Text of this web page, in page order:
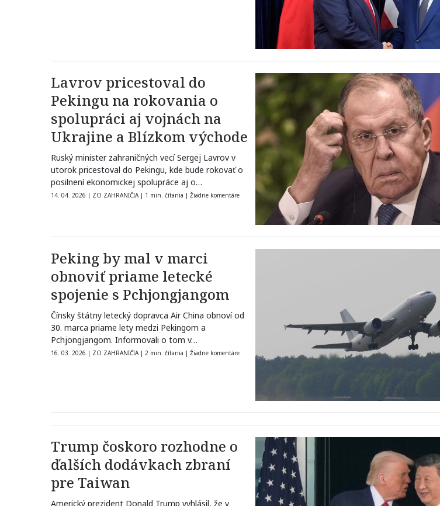
Lavrov pricestoval do
Pekingu na rokovania o
spolupráci aj vojnách na
Ukrajine a Blízkom východe
Ruský minister zahraničných vecí Sergej Lavrov v
utorok pricestoval do Pekingu, kde bude rokovať o
posilnení ekonomickej spolupráce aj o…
14. 04. 2026 | ZO ZAHRANIČIA | 1 min. čítania | Žiadne komentáre
Peking by mal v marci
obnoviť priame letecké
spojenie s Pchjongjangom
Čínsky štátny letecký dopravca Air China obnoví od
30. marca priame lety medzi Pekingom a
Pchjongjangom. Informovali o tom v…
16. 03. 2026 | ZO ZAHRANIČIA | 2 min. čítania | Žiadne komentáre
Trump čoskoro rozhodne o
ďalších dodávkach zbraní
pre Taiwan
Americký prezident Donald Trump vyhlásil, že v